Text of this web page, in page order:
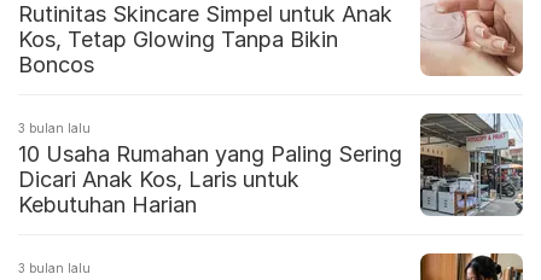
Rutinitas Skincare Simpel untuk Anak
Kos, Tetap Glowing Tanpa Bikin
Boncos
3 bulan lalu
10 Usaha Rumahan yang Paling Sering
Dicari Anak Kos, Laris untuk
Kebutuhan Harian
3 bulan lalu